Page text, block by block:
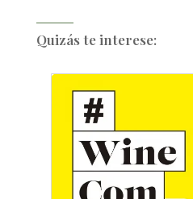
Quizás te interese: